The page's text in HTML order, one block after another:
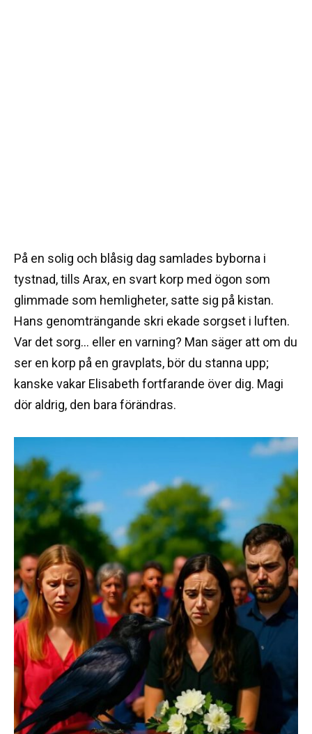
På en solig och blåsig dag samlades byborna i
tystnad, tills Arax, en svart korp med ögon som
glimmade som hemligheter, satte sig på kistan.
Hans genomträngande skri ekade sorgset i luften.
Var det sorg… eller en varning? Man säger att om du
ser en korp på en gravplats, bör du stanna upp;
kanske vakar Elisabeth fortfarande över dig. Magi
dör aldrig, den bara förändras.